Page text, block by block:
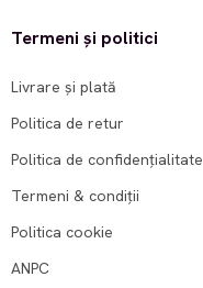
Termeni și politici
Livrare și plată
Politica de retur
Politica de confidențialitate
Termeni & condiții
Politica cookie
ANPC